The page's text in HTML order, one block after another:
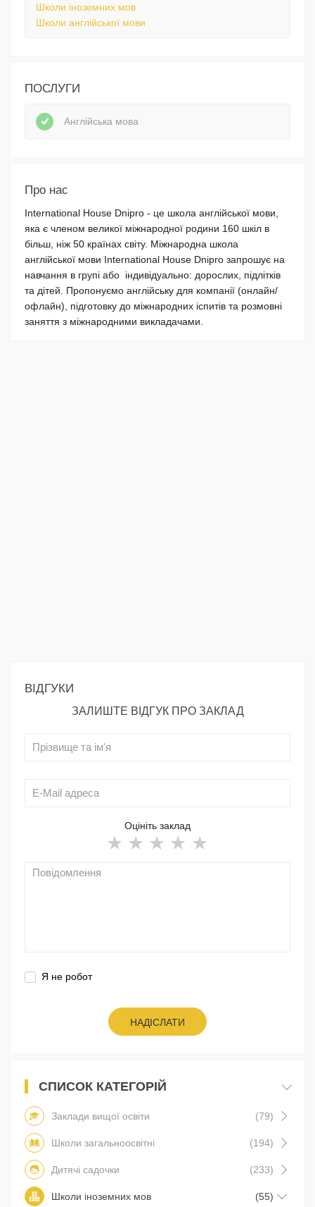
Школи іноземних мов
Школи англійської мови
ПОСЛУГИ
Англійська мова
Про нас
Іnternational House Dnipro - це школа англійської мови,
яка є членом великої міжнародної родини 160 шкіл в
більш, ніж 50 країнах світу. Міжнародна школа
англійської мови International House Dnipro запрошує на
навчання в групі або індивідуально: дорослих, підлітків
та дітей. Пропонуємо англійську для компанії (онлайн/
офлайн), підготовку до міжнародних іспитів та розмовні
заняття з міжнародними викладачами.
ВІДГУКИ
ЗАЛИШТЕ ВІДГУК ПРО ЗАКЛАД
Оцініть заклад
Я не робот
НАДІСЛАТИ
СПИСОК КАТЕГОРІЙ
Заклади вищої освіти (79)
Школи загальноосвітні (194)
Дитячі садочки (233)
Школи іноземних мов (55)